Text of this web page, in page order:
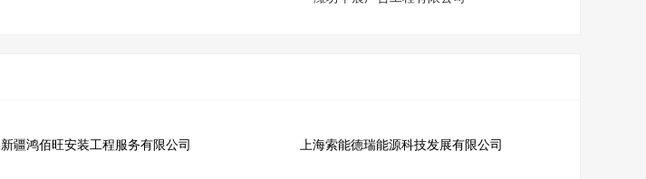
新疆鸿佰旺安装工程服务有限公司 上海索能德瑞能源科技发展有限公司